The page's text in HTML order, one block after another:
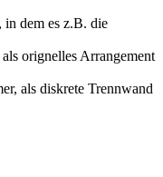
in dem es z.B. die
orignelles Arrangement
als diskrete Trennwand